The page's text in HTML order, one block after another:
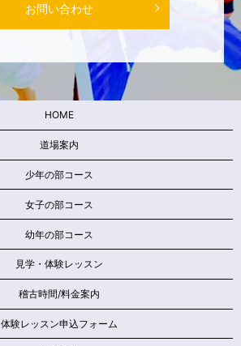
お問い合わせ
HOME
道場案内
少年の部コース
女子の部コース
幼年の部コース
見学・体験レッスン
稽古時間/料金案内
体験レッスン申込フォーム